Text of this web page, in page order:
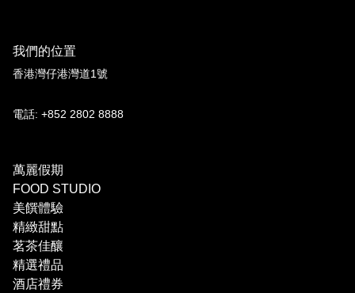
我們的位置
香港灣仔港灣道1號
電話: +852 2802 8888
萬麗假期
FOOD STUDIO
美饌體驗
精緻甜點
茗茶佳釀
精選禮品
酒店禮券